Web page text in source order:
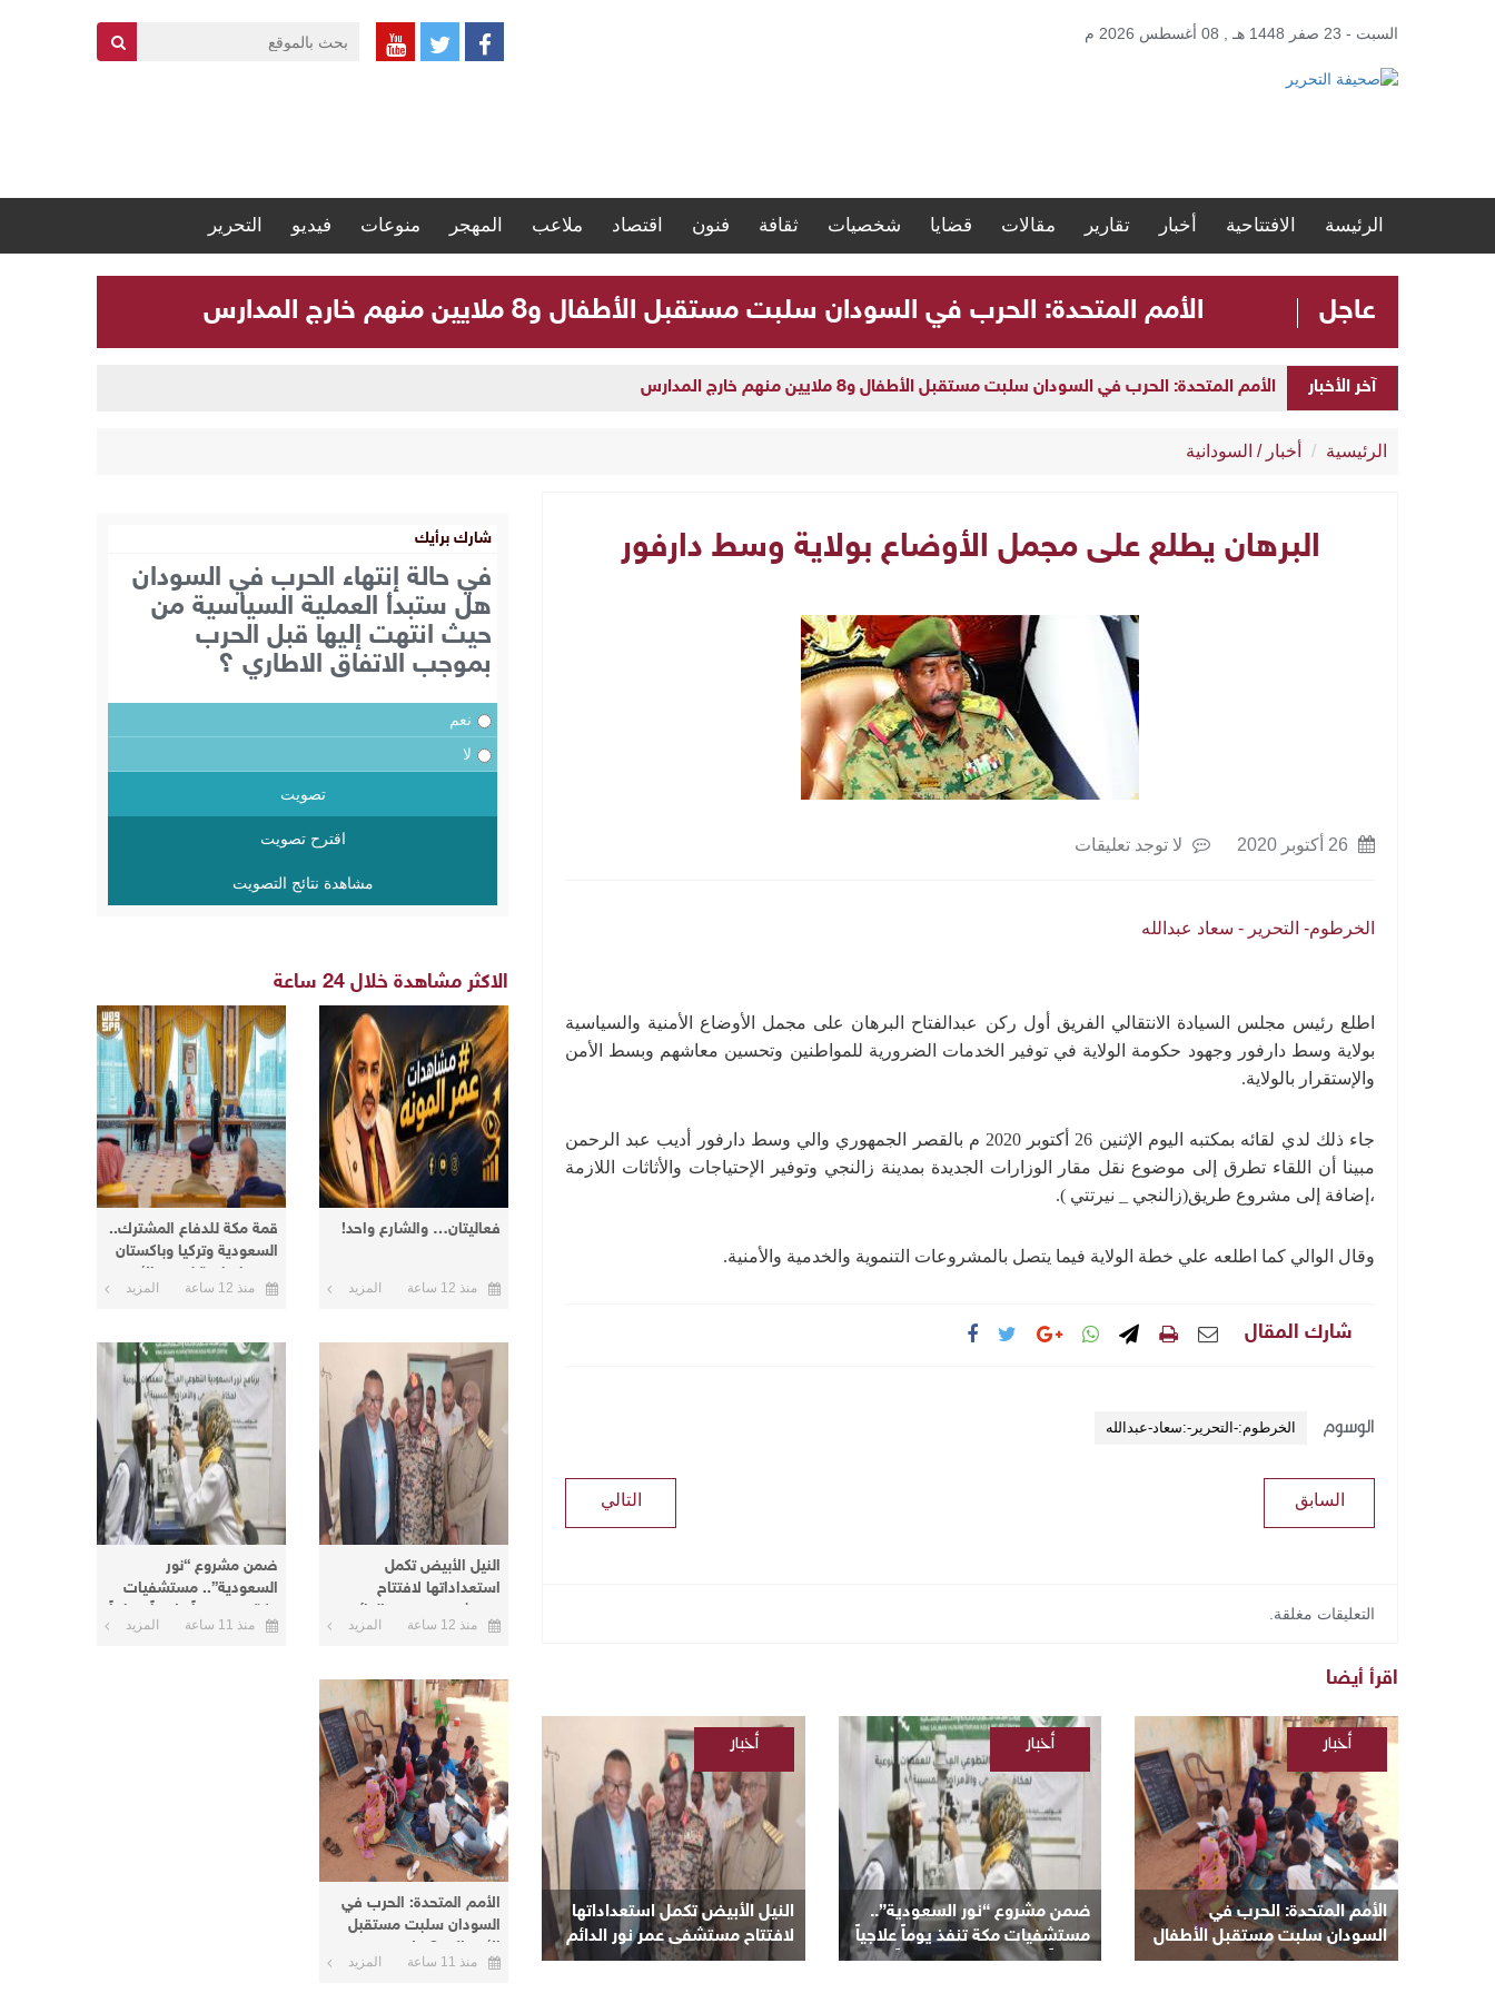
السبت - 23 صفر 1448 هـ , 08 أغسطس 2026 م
الرئيسة الافتتاحية أخبار تقارير مقالات قضايا شخصيات ثقافة فنون اقتصاد ملاعب المهجر منوعات فيديو التحرير
عاجل الأمم المتحدة: الحرب في السودان سلبت مستقبل الأطفال و8 ملايين منهم خارج المدارس
آخر الأخبار الأمم المتحدة: الحرب في السودان سلبت مستقبل الأطفال و8 ملايين منهم خارج المدارس
ضمن مشروع “نور السعودية”.. مستشفيات مكة تنفذ يوماً علاجياً مجانياً بأم درمان وتعلن يوماً آخر بالبحر الأحمر
الرئيسية أخبار / السودانية
البرهان يطلع على مجمل الأوضاع بولاية وسط دارفور
لا توجد تعليقات
الخرطوم- التحرير - سعاد عبدالله
اطلع رئيس مجلس السيادة الانتقالي الفريق أول ركن عبدالفتاح البرهان على مجمل الأوضاع الأمنية والسياسية
بولاية وسط دارفور وجهود حكومة الولاية في توفير الخدمات الضرورية للمواطنين وتحسين معاشهم وبسط الأمن
والإستقرار بالولاية.
جاء ذلك لدي لقائه بمكتبه اليوم الإثنين 26 أكتوبر 2020 م بالقصر الجمهوري والي وسط دارفور أديب عبد الرحمن
مبينا أن اللقاء تطرق إلى موضوع نقل مقار الوزارات الجديدة بمدينة زالنجي وتوفير الإحتياجات والأثاثات اللازمة
،إضافة إلى مشروع طريق(زالنجي _ نيرتتي ).
وقال الوالي كما اطلعه علي خطة الولاية فيما يتصل بالمشروعات التنموية والخدمية والأمنية.
شارك المقال
الوسوم الخرطوم:-التحرير-:سعاد-عبدالله
التالي السابق
التعليقات مغلقة.
اقرأ أيضا
الأمم المتحدة: الحرب في
السودان سلبت مستقبل الأطفال
و8 ملايين منهم خارج المدارس
أخبار
/
السودانية
ضمن مشروع “نور السعودية”..
مستشفيات مكة تنفذ يوماً علاجياً
مجانياً بأم درمان وتعلن يوماً آخر
أخبار
السودانية
النيل الأبيض تكمل استعداداتها
لافتتاح مستشفى عمر نور الدائم
بمنطقة نعيمة اليوم
أخبار
/
السودانية
شارك برأيك
في حالة إنتهاء الحرب في السودان
هل ستبدأ العملية السياسية من
حيث انتهت إليها قبل الحرب
بموجب الاتفاق الاطاري ؟
نعم
لا
تصويت
اقترح تصويت
مشاهدة نتائج التصويت
الاكثر مشاهدة خلال 24 ساعة
فعاليتان… والشارع واحد!
منذ 12 ساعة المزيد
قمة مكة للدفاع المشترك..
السعودية وتركيا وباكستان
توقع اتفاقية لتعزيز الأمن
والردع
منذ 12 ساعة المزيد
النيل الأبيض تكمل
استعداداتها لافتتاح
مستشفى عمر نور الدائم
بمنطقة نعيمة اليوم
منذ 12 ساعة المزيد
ضمن مشروع “نور
السعودية”.. مستشفيات
مكة تنفذ يوماً علاجياً مجانياً
بأم درمان وتعلن يوماً آخر
منذ 11 ساعة المزيد
الأمم المتحدة: الحرب في
السودان سلبت مستقبل
الأطفال و8 ملايين منهم
خارج المدارس
منذ 11 ساعة المزيد